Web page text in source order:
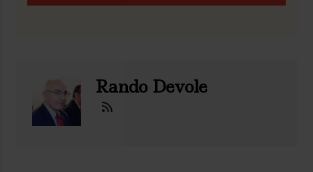
Rando Devole